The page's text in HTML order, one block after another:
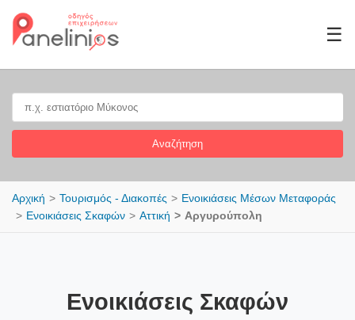
☰
Αναζήτηση
Αρχική Τουρισμός - Διακοπές
Ενοικιάσεις Μέσων Μεταφοράς
Ενοικιάσεις Σκαφών
Αττική Αργυρούπολη
Ενοικιάσεις Σκαφών